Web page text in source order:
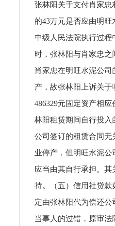
张林阳关于支付肖家忠
的43万元是否应由明
中级人民法院执行过
时，张林阳与肖家忠
肖家忠在明旺水泥公
产，故张林阳上诉关
486329元固定资产相
林阳租赁期间自行投入
公司签订的租赁合同
业停产，但明旺水泥
应当由其自行承担。
持。（五）信用社贷
定由张林阳代为偿还
当事人的过错，原审